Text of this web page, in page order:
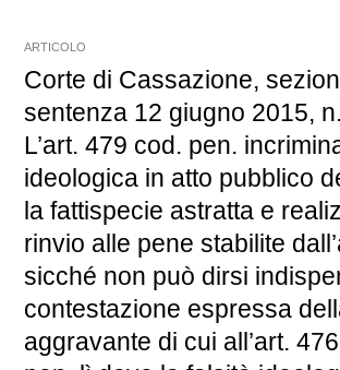
ARTICOLO
Corte di Cassazione,
sentenza 12 giugno 2015,
L’art. 479 cod. pen.
ideologica in atto pubblico
la fattispecie astratta e
rinvio alle pene stabilite
sicché non può dirsi
contestazione espressa
aggravante di cui all’art.